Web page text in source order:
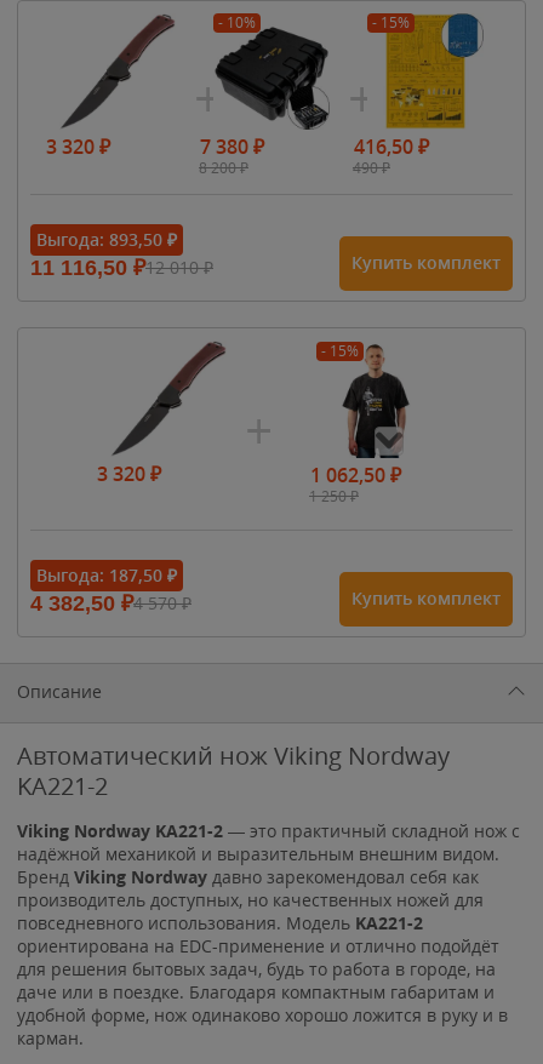
3 320₽
- 10%
7 380₽
8 200₽
- 15%
416,50₽
490₽
Выгода: 893,50 ₽
11 116,50 ₽12 010₽ Купить комплект
3 320₽
- 15%
1 062,50₽
1 250₽
1 615₽
1 900₽1 900₽
Выгода: 187,50 ₽
4 382,50 ₽4 570₽ Купить комплект
Описание
Автоматический нож Viking Nordway
KA221-2
Viking Nordway KA221-2 — это практичный складной нож с
надёжной механикой и выразительным внешним видом.
Бренд Viking Nordway давно зарекомендовал себя как
производитель доступных, но качественных ножей для
повседневного использования. Модель KA221-2
ориентирована на EDC-применение и отлично подойдёт
для решения бытовых задач, будь то работа в городе, на
даче или в поездке. Благодаря компактным габаритам и
удобной форме, нож одинаково хорошо ложится в руку и в
карман.